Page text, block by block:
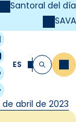
Santoral del día
SAVA
ES Buscar
abril de 2023